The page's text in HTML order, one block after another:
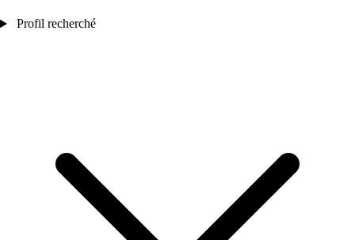
Profil recherché